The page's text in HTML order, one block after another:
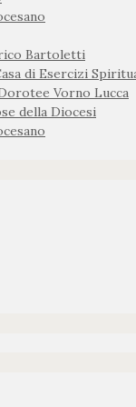
Bartoletti
di Esercizi
Vorno Lucca
della Diocesi